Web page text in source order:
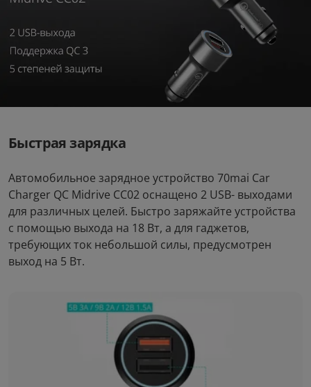
Быстрая зарядка
Автомобильное зарядное устройство 70mai Car
Charger QC Midrive CC02 оснащено 2 USB- выходами
для различных целей. Быстро заряжайте устройства
с помощью выхода на 18 Вт, а для гаджетов,
требующих ток небольшой силы, предусмотрен
выход на 5 Вт.